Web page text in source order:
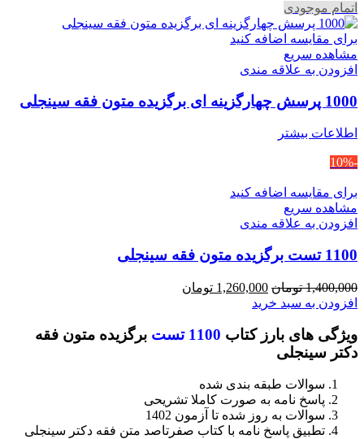
اتمام موجودی
برای مقایسه اضافه کنید
مشاهده سریع
افزودن به علاقه مندی
1000 پرسش چهارگزینه ای برگزیده متون فقه سینجلی
اطلاعات بیشتر
-10%
برای مقایسه اضافه کنید
مشاهده سریع
افزودن به علاقه مندی
1100 تست برگزیده متون فقه سینجلی
1,400,000 تومان قیمت
اصلی
بود.
1,260,000 تومان
است.
افزودن به سبد خرید
ویژگی های بارز کتاب 1100 تست
برگزیده متون فقه
دکتر سینجلی
سوالات طبقه بندی شده
پاسخ نامه به صورت کاملا تشریحی
سوالات به روز شده تا آزمون 1402
تطبیق پاسخ نامه با کتاب صفرتاصد متن فقه دکتر سینجلی